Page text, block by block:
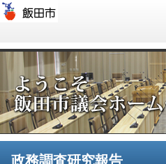
飯田市議会
政務調査研究報告